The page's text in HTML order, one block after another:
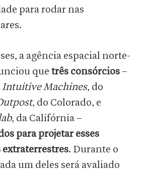
para rodar nas
a agência espacial norte-
que três consórcios –
Intuitive Machines, do
, do Colorado, e
, da Califórnia –
para projetar esses
extraterrestres. Durante o
um deles será avaliado